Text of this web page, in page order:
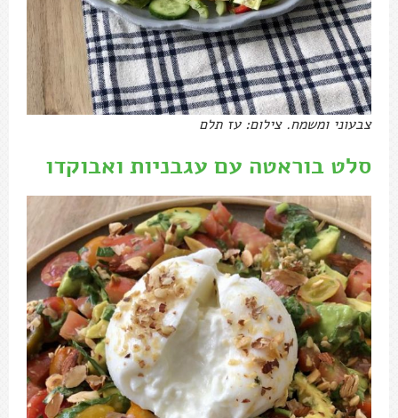
צבעוני ומשמח. צילום: עז תלם
סלט בוראטה עם עגבניות ואבוקדו